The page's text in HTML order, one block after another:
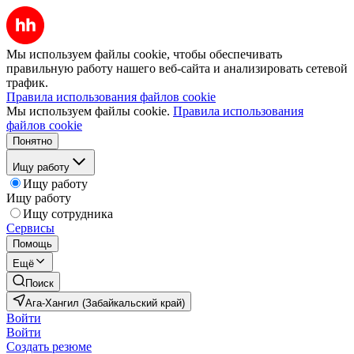
Мы используем файлы cookie, чтобы обеспечивать
правильную работу нашего веб-сайта и анализировать сетевой
трафик.
Правила использования файлов cookie
Мы используем файлы cookie. Правила использования
файлов cookie
Понятно
Ищу работу
Ищу работу
Ищу работу
Ищу сотрудника
Сервисы
Помощь
Ещё
Поиск
Ага-Хангил (Забайкальский край)
Войти
Войти
Создать резюме